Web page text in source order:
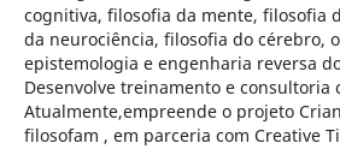
cognitiva, filosofia da mente, filosofia
da neurociência, filosofia do cérebro,
epistemologia e engenharia reversa
Desenvolve treinamento e consultoria
Atualmente,empreende o projeto
filosofam , em parceria com Creative